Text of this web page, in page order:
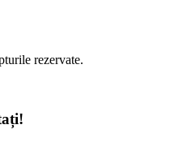
rezervate.